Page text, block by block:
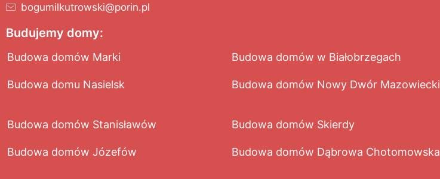
bogumilkutrowski@porin.pl
Budujemy domy:
Budowa domów Marki Budowa domów w Białobrzegach
Budowa domu Nasielsk Budowa domów Nowy Dwór Mazowiecki
Budowa domów Stanisławów Budowa domów Skierdy
Budowa domów Józefów Budowa domów Dąbrowa Chotomowska